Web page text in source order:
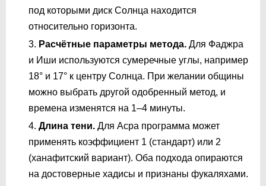
под которыми диск Солнца находится
относительно горизонта.
Расчётные параметры метода. Для Фаджра
и Иши используются сумеречные углы, например
18° и 17° к центру Солнца. При желании общины
можно выбрать другой одобренный метод, и
времена изменятся на 1–4 минуты.
Длина тени. Для Асра программа может
применять коэффициент 1 (стандарт) или 2
(ханафитский вариант). Оба подхода опираются
на достоверные хадисы и признаны фукаляхами.